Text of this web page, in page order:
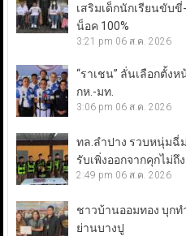
เสริมเด็กนักเรียนขับ
น็อค 100%
3:21 pm 06 ส.ค. 2026
“ราเชน” ลั่นเลือกตั้ง
กห.-มท.
3:06 pm 06 ส.ค. 2026
ทล.ลำปาง รวบหนุ่มฉี่
รับเพิ่งออกจากคุกไม่ถึ
2:49 pm 06 ส.ค. 2026
ชาวบ้านออมทอง บุก
ย่านบางปู